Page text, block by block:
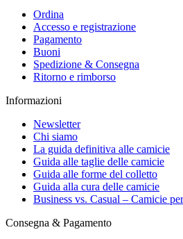
Ordina
Accesso e registrazione
Pagamento
Buoni
Spedizione & Consegna
Ritorno e rimborso
Informazioni
Newsletter
Chi siamo
La guida definitiva alle camicie
Guida alle taglie delle camicie
Guida alle forme del colletto
Guida alla cura delle camicie
Business vs. Casual – Camicie
Consegna & Pagamento